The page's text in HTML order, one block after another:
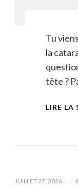
Tu
la
tête ?
LIRE LA
JUILLET 27, 2026